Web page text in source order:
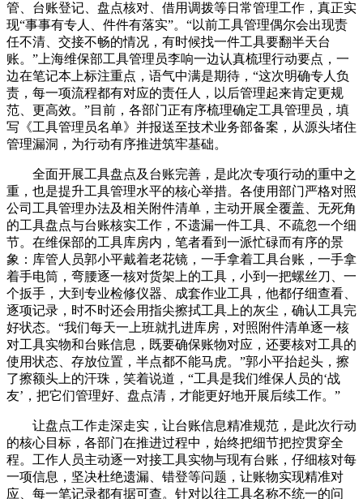
管、台账登记、盘点核对、借用调拨等日常管理工作，真正实
现“事事有专人、件件有落实”。“以前工具管理偶尔会出现责
任不清、交接不畅的情况，有时候找一件工具要翻半天台
账。”上海维保部工具管理员李响一边认真梳理行动要点，一
边在笔记本上标注重点，语气中满是期待，“这次明确专人负
责，每一项流程都有对应的责任人，以后管理起来肯定更规
范、更高效。”目前，各部门正有序梳理确定工具管理员，填
写《工具管理员名单》并报送至技术业务部备案，从源头堵住
管理漏洞，为行动有序推进筑牢基础。
全面开展工具盘点及台账完善，是此次专项行动的重中之
重，也是提升工具管理水平的核心举措。各使用部门严格对照
公司工具管理办法及相关附件清单，主动开展全覆盖、无死角
的工具盘点与台账核实工作，不遗漏一件工具、不疏忽一个细
节。在维保部的工具库房内，笔者看到一派忙碌而有序的景
象：库管人员郭小平戴着老花镜，一手拿着工具台账，一手拿
着手电筒，弯腰逐一核对货架上的工具，小到一把螺丝刀、一
个扳手，大到专业检修仪器、成套作业工具，他都仔细查看、
逐项记录，时不时还会用指尖擦拭工具上的灰尘，确认工具完
好状态。“我们每天一上班就扎进库房，对照附件清单逐一核
对工具实物和台账信息，既要确保账物对应，还要核对工具的
使用状态、存放位置，半点都不能马虎。”郭小平抬起头，擦
了擦额头上的汗珠，笑着说道，“工具是我们维保人员的‘战
友’，把它们管理好、盘点清，才能更好地开展后续工作。”
让盘点工作走深走实，让台账信息精准规范，是此次行动
的核心目标，各部门在推进过程中，始终把细节把控贯穿全
程。工作人员主动逐一对接工具实物与现有台账，仔细核对每
一项信息，坚决杜绝遗漏、错登等问题，让账物实现精准对
应、每一笔记录都有据可查。针对以往工具名称不统一的问